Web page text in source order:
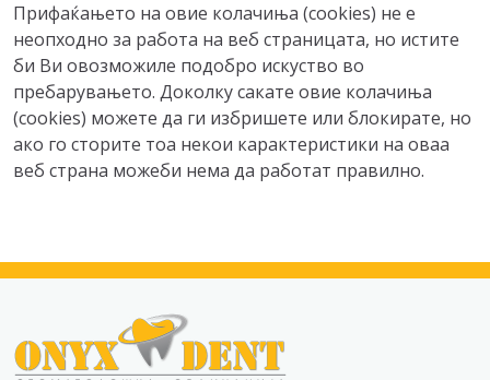
Прифаќањето на овие колачиња (cookies) не е
неопходно за работа на веб страницата, но истите
би Ви овозможиле подобро искуство во
пребарувањето. Доколку сакате овие колачиња
(cookies) можете да ги избришете или блокирате, но
ако го сторите тоа некои карактеристики на оваа
веб страна можеби нема да работат правилно.